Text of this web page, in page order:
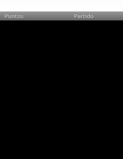
Puntos Partido